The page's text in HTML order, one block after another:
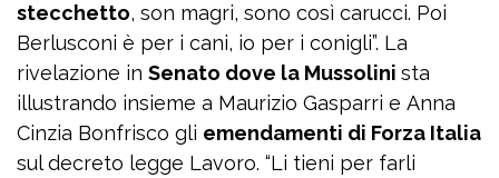
stecchetto, son magri, sono così carucci. Poi
Berlusconi è per i cani, io per i conigli”. La
rivelazione in Senato dove la Mussolini sta
illustrando insieme a Maurizio Gasparri e Anna
Cinzia Bonfrisco gli emendamenti di Forza Italia
sul decreto legge Lavoro. “Li tieni per farli